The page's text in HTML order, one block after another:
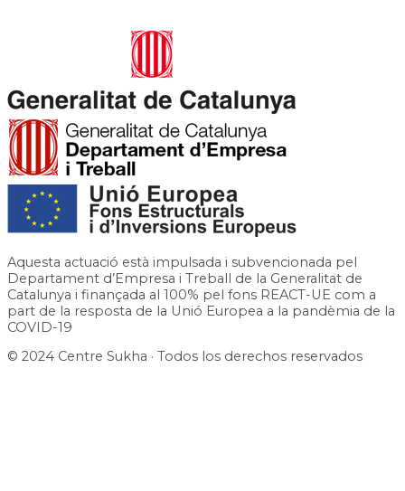
Aquesta actuació està impulsada i subvencionada pel
Departament d’Empresa i Treball de la Generalitat de
Catalunya i finançada al 100% pel fons REACT-UE com a
part de la resposta de la Unió Europea a la pandèmia de la
COVID-19
© 2024 Centre Sukha · Todos los derechos reservados